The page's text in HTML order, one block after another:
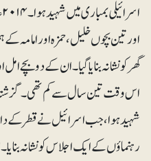
اور تین بچوں خلیل، حمزہ اور
گھر کو نشانہ بنایا گیا۔ ان کے دو بچے
اس وقت تین سال سے کم تھی۔
شہید ہوا، جب اسرائیل نے قطر کے
رہنماؤں کے ایک اجلاس کو نشانہ